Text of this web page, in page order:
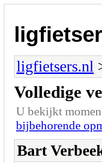
ligfietsers.nl
Volledige
U bekijkt
bijbehorende
Bart